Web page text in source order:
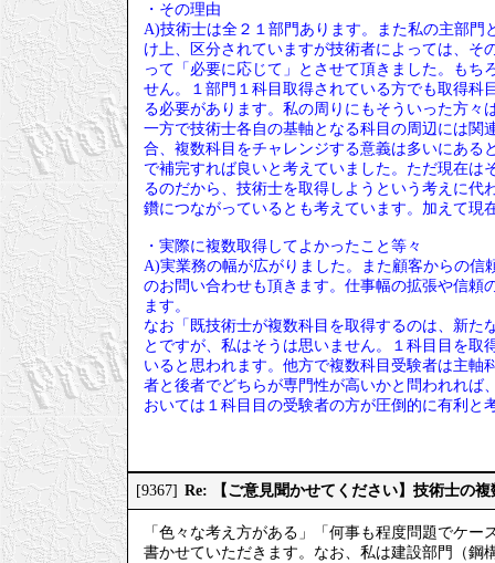
・その理由
A)技術士は全２１部門あります。また私の主部
け上、区分されていますが技術者によっては、
って「必要に応じて」とさせて頂きました。も
せん。１部門１科目取得されている方でも取得科
る必要があります。私の周りにもそういった方々
一方で技術士各自の基軸となる科目の周辺には関
合、複数科目をチャレンジする意義は多いにある
で補完すれば良いと考えていました。ただ現在
るのだから、技術士を取得しようという考えに
鑽につながっているとも考えています。加えて現
・実際に複数取得してよかったこと等々
A)実業務の幅が広がりました。また顧客からの
のお問い合わせも頂きます。仕事幅の拡張や信頼
ます。
なお「既技術士が複数科目を取得するのは、新た
とですが、私はそうは思いません。１科目目を
いると思われます。他方で複数科目受験者は主
者と後者でどちらが専門性が高いかと問われれ
おいては１科目目の受験者の方が圧倒的に有利と
[9367] Re: 【ご意見聞かせてください】技術士の
「色々な考え方がある」「何事も程度問題でケ
書かせていただきます。なお、私は建設部門（鋼